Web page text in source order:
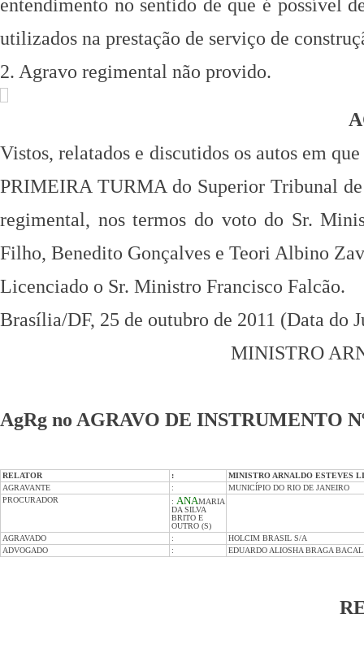
entendimento no sentido de que é possível
utilizados na prestação de serviço de
2. Agravo regimental não provido.
Vistos, relatados e discutidos os autos em
PRIMEIRA TURMA do Superior Tribunal
regimental, nos termos do voto do Sr.
Filho, Benedito Gonçalves e Teori Albino
Licenciado o Sr. Ministro Francisco Falcão.
Brasília/DF, 25 de outubro de 2011 (Data do
MINISTRO
AgRg no AGRAVO DE INSTRUMENTO
RELATOR :
MINISTRO ARNALDO ESTEVES
AGRAVANTE
:
MUNICÍPIO DO RIO DE JANEIRO
PROCURADOR
: ANAMARIA
DA SILVA
BRITO E
OUTRO (S)
AGRAVADO
:
HOLCIM BRASIL S/A
ADVOGADO
: EDUARDO ALIOSHA BRAGA